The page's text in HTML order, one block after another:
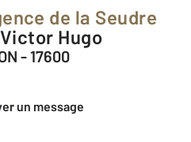
de la Seudre
Victor Hugo
- 17600
un message